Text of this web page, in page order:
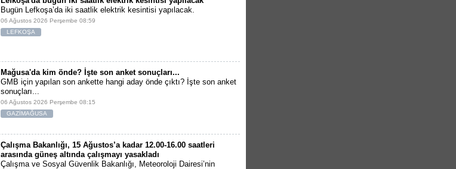
Bugün Lefkoşa’da iki saatlik elektrik kesintisi yapılacak.
06 Ağustos 2026 Perşembe 08:59
LEFKOŞA
Mağusa'da kim önde? İşte son anket sonuçları...
GMB için yapılan son ankette hangi aday önde çıktı? İşte son anket
sonuçları...
06 Ağustos 2026 Perşembe 08:15
GAZİMAĞUSA
Çalışma Bakanlığı, 15 Ağustos’a kadar 12.00-16.00 saatleri
arasında güneş altında çalışmayı yasakladı
Çalışma ve Sosyal Güvenlik Bakanlığı, Meteoroloji Dairesi’nin